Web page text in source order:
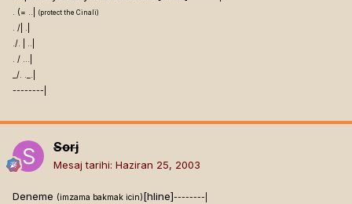
. (= ..|
(protect the Cinali)
. /| .|
./. | ..|
. / ...|
_/. ._.|
--------|
Sorj
Mesaj tarihi: Haziran 25, 2003
Deneme (imzama bakmak icin)[hline]--------|